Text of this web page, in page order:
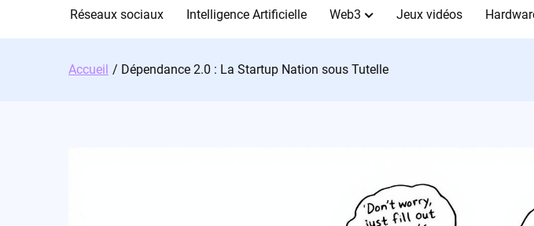
Réseaux sociaux Intelligence Artificielle Web3 Jeux vidéos
Accueil Dépendance 2.0 : La Startup Nation sous Tutelle